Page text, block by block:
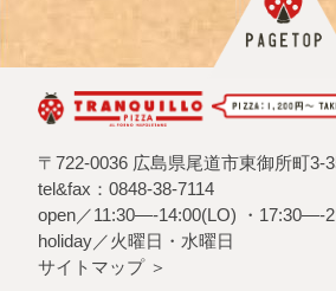
〒722-0036 広島県尾道市東御所町3-
tel&fax：0848-38-7114
open／11:30—-14:00(LO) ・17:30—-
holiday／火曜日・水曜日
サイトマップ ＞